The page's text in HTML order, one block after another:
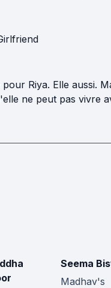
Riya. Elle aussi.
ne peut pas vivre
Seema
Madhav's